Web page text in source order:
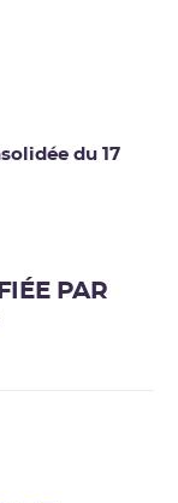
du 17
PAR